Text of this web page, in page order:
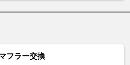
フラー交換